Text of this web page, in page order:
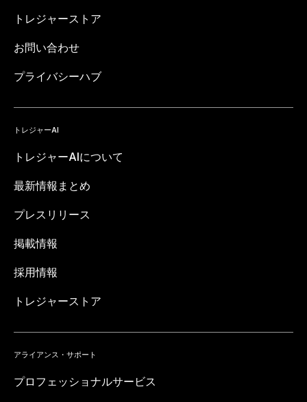
トレジャーストア
お問い合わせ
プライバシーハブ
トレジャーAI
トレジャーAIについて
最新情報まとめ
プレスリリース
掲載情報
採用情報
トレジャーストア
アライアンス・サポート
プロフェッショナルサービス